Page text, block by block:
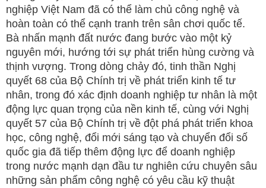
nghiệp Việt Nam đã có thể làm chủ công nghệ và
hoàn toàn có thể cạnh tranh trên sân chơi quốc tế.
Bà nhấn mạnh đất nước đang bước vào một kỷ
nguyên mới, hướng tới sự phát triển hùng cường và
thịnh vượng. Trong dòng chảy đó, tinh thần Nghị
quyết 68 của Bộ Chính trị về phát triển kinh tế tư
nhân, trong đó xác định doanh nghiệp tư nhân là một
động lực quan trọng của nền kinh tế, cùng với Nghị
quyết 57 của Bộ Chính trị về đột phá phát triển khoa
học, công nghệ, đổi mới sáng tạo và chuyển đổi số
quốc gia đã tiếp thêm động lực để doanh nghiệp
trong nước mạnh dạn đầu tư nghiên cứu chuyên sâu
những sản phẩm công nghệ có yêu cầu kỹ thuật